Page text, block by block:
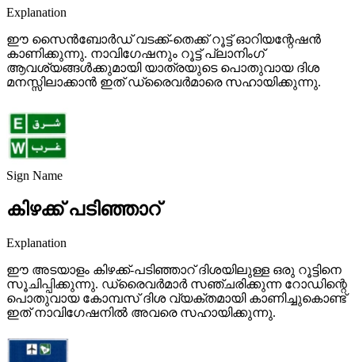
Explanation
ഈ സൈൻബോർഡ് വടക്ക്-തെക്ക് റൂട്ട് ഓറിയന്റേഷൻ
കാണിക്കുന്നു. നാവിഗേഷനും റൂട്ട് പ്ലാനിംഗ്
ആവശ്യങ്ങൾക്കുമായി യാത്രയുടെ പൊതുവായ ദിശ
മനസ്സിലാക്കാൻ ഇത് ഡ്രൈവർമാരെ സഹായിക്കുന്നു.
Sign Name
കിഴക്ക് പടിഞ്ഞാറ്
Explanation
ഈ അടയാളം കിഴക്ക്-പടിഞ്ഞാറ് ദിശയിലുള്ള ഒരു റൂട്ടിനെ
സൂചിപ്പിക്കുന്നു. ഡ്രൈവർമാർ സഞ്ചരിക്കുന്ന റോഡിന്റെ
പൊതുവായ കോമ്പസ് ദിശ വ്യക്തമായി കാണിച്ചുകൊണ്ട്
ഇത് നാവിഗേഷനിൽ അവരെ സഹായിക്കുന്നു.